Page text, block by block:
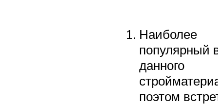
Наиболее
популярный
данного
поэтом